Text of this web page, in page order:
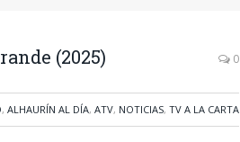
(2025) 0
, ALHAURÍN AL DÍA, ATV, NOTICIAS, TV A LA CARTA